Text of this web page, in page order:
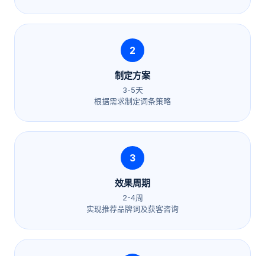
2
制定方案
3-5天
根据需求制定词条策略
3
效果周期
2-4周
实现推荐品牌词及获客咨询